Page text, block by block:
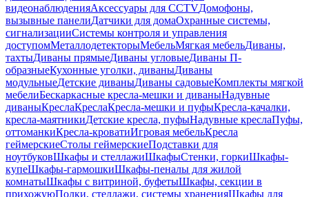
видеонаблюденияАксессуары для CCTVДомофоны,
вызывные панелиДатчики для домаОхранные системы,
сигнализацииСистемы контроля и управления
доступомМеталлодетекторыМебельМягкая мебельДиваны,
тахтыДиваны прямыеДиваны угловыеДиваны П-
образныеКухонные уголки, диваныДиваны
модульныеДетские диваныДиваны садовыеКомплекты мягкой
мебелиБескаркасные кресла-мешки и диваныНадувные
диваныКреслаКреслаКресла-мешки и пуфыКресла-качалки,
кресла-маятникиДетские кресла, пуфыНадувные креслаПуфы,
оттоманкиКресла-кроватиИгровая мебельКресла
геймерскиеСтолы геймерскиеПодставки для
ноутбуковШкафы и стеллажиШкафыСтенки, горкиШкафы-
купеШкафы-гармошкиШкафы-пеналы для жилой
комнатыШкафы с витриной, буфетыШкафы, секции в
прихожуюПолки, стеллажи, системы храненияШкафы для